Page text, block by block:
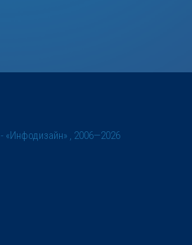
- «Инфодизайн» , 2006—2026